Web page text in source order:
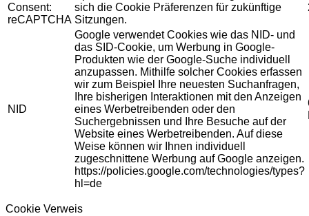
Consent:
reCAPTCHA
sich die Cookie Präferenzen für zukünftige
Sitzungen.
NID
Google verwendet Cookies wie das NID- und
das SID-Cookie, um Werbung in Google-
Produkten wie der Google-Suche individuell
anzupassen. Mithilfe solcher Cookies erfassen
wir zum Beispiel Ihre neuesten Suchanfragen,
Ihre bisherigen Interaktionen mit den Anzeigen
eines Werbetreibenden oder den
Suchergebnissen und Ihre Besuche auf der
Website eines Werbetreibenden. Auf diese
Weise können wir Ihnen individuell
zugeschnittene Werbung auf Google anzeigen.
https://policies.google.com/technologies/types?
hl=de
Cookie Verweis